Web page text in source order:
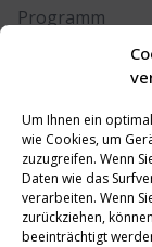
Um Ihnen ein
wie Cookies, um
zuzugreifen. Wenn
Daten wie das
verarbeiten. Wenn
zurückziehen,
beeinträchtigt
Programm
RECHTLICHES
Impressum
Datenschutz